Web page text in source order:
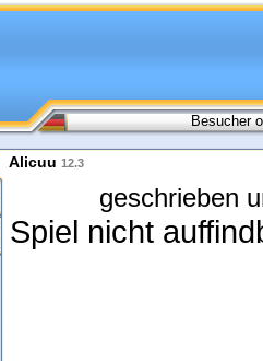
Besucher
Alicuu 12.3
geschrieben
Spiel nicht